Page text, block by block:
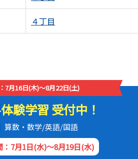
４丁目
7月16日(木)～8月22日(土)
験学習 受付中！
算数・数学/英語/国語
：7月1日(水)～8月19日(水)